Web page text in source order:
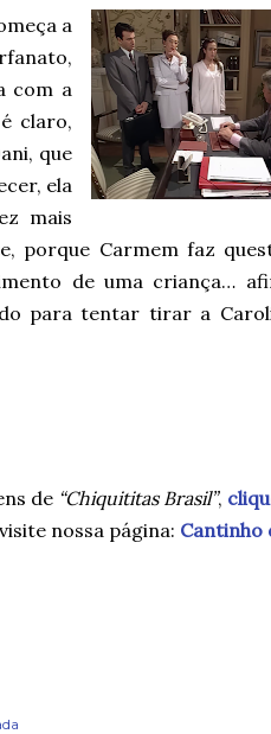
a
com a
claro,
que
ela
mais
porque Carmem faz
de uma criança…
para tentar tirar a
de “Chiquititas Brasil”,
nossa página: Cantinho